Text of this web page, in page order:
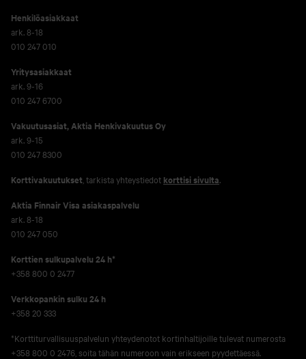
Henkilöasiakkaat
ark. 8-18
010 247 010
Yritysasiakkaat
ark. 9-16
010 247 6700
Vakuutusasiat, Aktia Henkivakuutus Oy
ark. 9-15
010 247 8300
Korttivakuutukset , tarkista yhteystiedot korttisi sivulta.
Aktia Finnair Visa asiakaspalvelu
ark. 8-18
010 247 050
Korttien sulkupalvelu 24 h*
+358 800 0 2477
Verkko­pankin sulku 24 h
+358 20 333
*Korttiturvallisuuspalvelun yhteydenotot kortinhaltijoille tulevat numerosta
+358 800 0 2476, soita tähän numeroon vain erikseen pyydettäessä.